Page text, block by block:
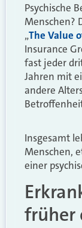
Psychische
Menschen?
„The Value
Insurance
fast jeder
Jahren mit
andere
Insgesamt
Menschen,
einer
früher